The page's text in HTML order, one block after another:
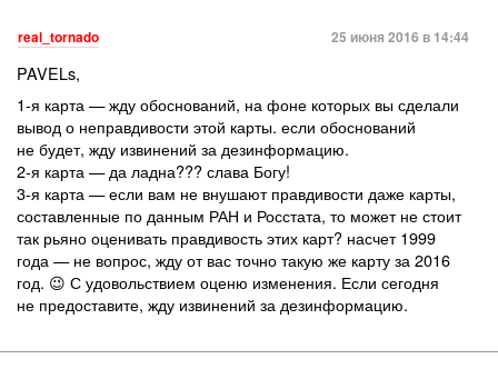
real_tornado 25 июня 2016 в 14:44
PAVELs,
1-я карта — жду обоснований, на фоне которых вы сделали
вывод о неправдивости этой карты. если обоснований
не будет, жду извинений за дезинформацию.
2-я карта — да ладна??? слава Богу!
3-я карта — если вам не внушают правдивости даже карты,
составленные по данным РАН и Росстата, то может не стоит
так рьяно оценивать правдивость этих карт? насчет 1999
года — не вопрос, жду от вас точно такую же карту за 2016
год. 😉 С удовольствием оценю изменения. Если сегодня
не предоставите, жду извинений за дезинформацию.